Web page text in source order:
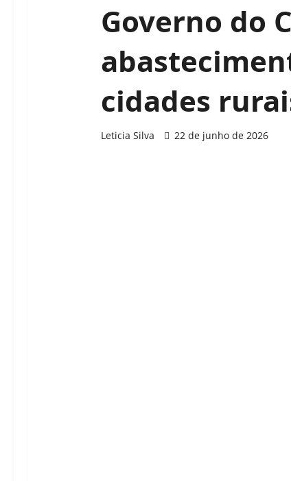
Governo do
cidades
Leticia Silva 22 de junho de 2026